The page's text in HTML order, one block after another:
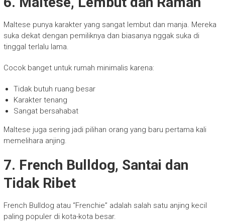
Maltese punya karakter yang sangat lembut dan manja. Mereka
suka dekat dengan pemiliknya dan biasanya nggak suka di
tinggal terlalu lama.
Cocok banget untuk rumah minimalis karena:
Tidak butuh ruang besar
Karakter tenang
Sangat bersahabat
Maltese juga sering jadi pilihan orang yang baru pertama kali
memelihara anjing.
7. French Bulldog, Santai dan
Tidak Ribet
French Bulldog atau “Frenchie” adalah salah satu anjing kecil
paling populer di kota-kota besar.